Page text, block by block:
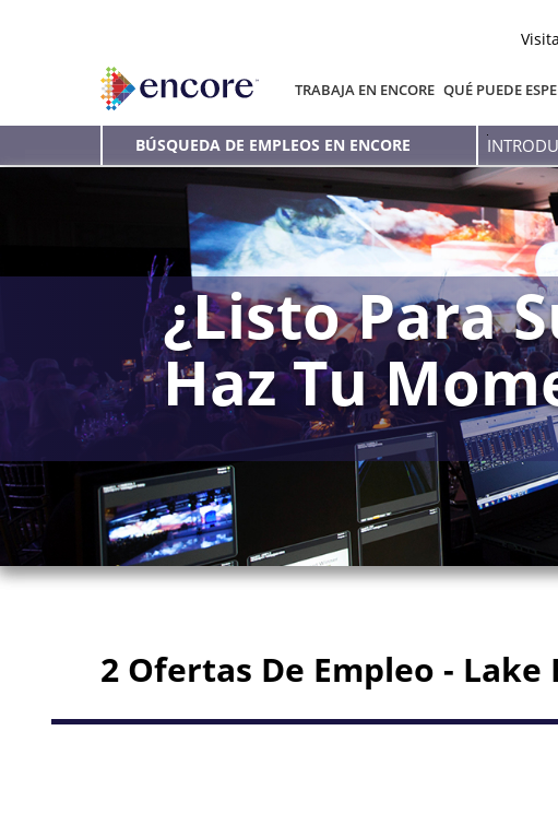
TRABAJA EN ENCORE QUÉ PUEDE
BÚSQUEDA DE EMPLEOS EN ENCORE
palabra
clave
¿Listo Para
Haz Tu
2 Ofertas De Empleo - Lake